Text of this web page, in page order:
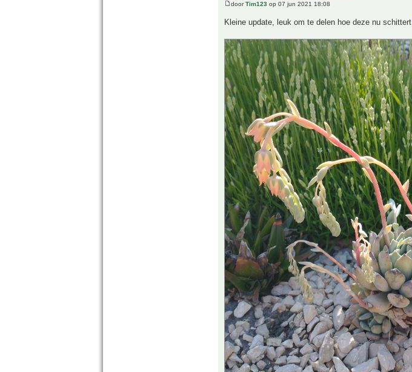
doorTim123 op 07 jun 2021 18:08
Kleine update, leuk om te delen hoe deze nu schittert